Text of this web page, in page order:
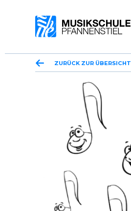
ZURÜCK ZUR ÜBERSICHT